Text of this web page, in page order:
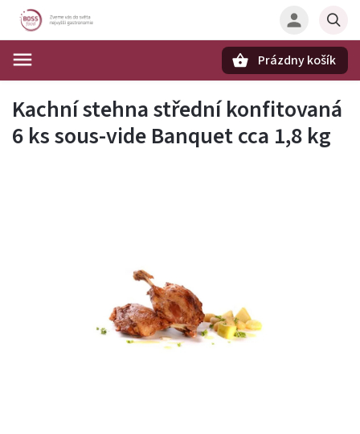
Prázdny košík
Kachní stehna střední konfitovaná
6 ks sous-vide Banquet cca 1,8 kg